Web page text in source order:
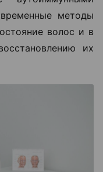
методы
волос и в
их